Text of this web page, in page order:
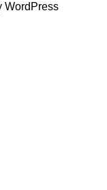
WordPress